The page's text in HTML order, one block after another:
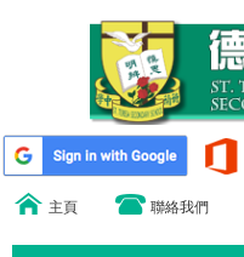
主頁 聯絡我們